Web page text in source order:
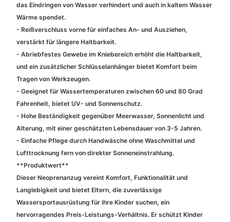
das Eindringen von Wasser verhindert und auch in kaltem Wasser
Wärme spendet.
- Reißverschluss vorne für einfaches An- und Ausziehen,
verstärkt für längere Haltbarkeit.
- Abriebfestes Gewebe im Kniebereich erhöht die Haltbarkeit,
und ein zusätzlicher Schlüsselanhänger bietet Komfort beim
Tragen von Werkzeugen.
- Geeignet für Wassertemperaturen zwischen 60 und 80 Grad
Fahrenheit, bietet UV- und Sonnenschutz.
- Hohe Beständigkeit gegenüber Meerwasser, Sonnenlicht und
Alterung, mit einer geschätzten Lebensdauer von 3-5 Jahren.
- Einfache Pflege durch Handwäsche ohne Waschmittel und
Lufttrocknung fern von direkter Sonneneinstrahlung.
**Produktwert**
Dieser Neoprenanzug vereint Komfort, Funktionalität und
Langlebigkeit und bietet Eltern, die zuverlässige
Wassersportausrüstung für ihre Kinder suchen, ein
hervorragendes Preis-Leistungs-Verhältnis. Er schützt Kinder